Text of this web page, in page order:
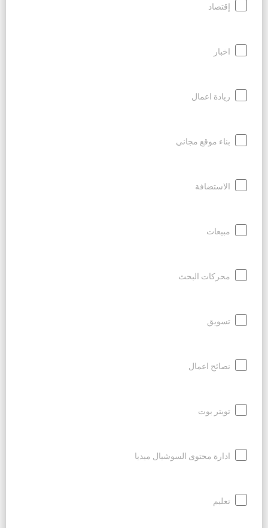
إقتصاد
اخبار
ريادة اعمال
بناء موقع مجاني
الاستضافة
مبيعات
محركات البحث
تسويق
نصائح اعمال
تويتر بوت
ادارة محتوى السوشيال ميديا
تعليم